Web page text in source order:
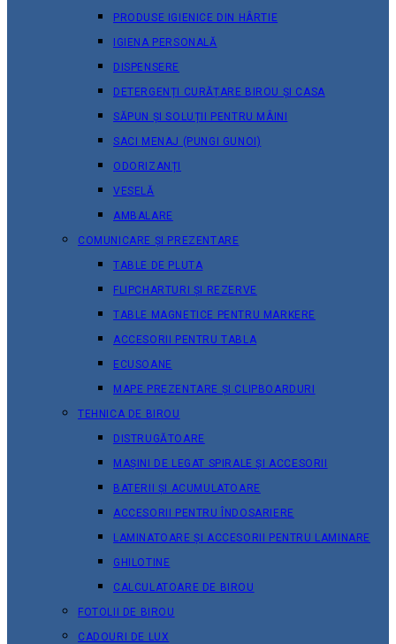
PRODUSE IGIENICE DIN HÂRTIE
IGIENA PERSONALĂ
DISPENSERE
DETERGENȚI CURĂȚARE BIROU ȘI CASA
SĂPUN ȘI SOLUȚII PENTRU MÂINI
SACI MENAJ (PUNGI GUNOI)
ODORIZANȚI
VESELĂ
AMBALARE
COMUNICARE ȘI PREZENTARE
TABLE DE PLUTA
FLIPCHARTURI ȘI REZERVE
TABLE MAGNETICE PENTRU MARKERE
ACCESORII PENTRU TABLA
ECUSOANE
MAPE PREZENTARE ȘI CLIPBOARDURI
TEHNICA DE BIROU
DISTRUGĂTOARE
MAȘINI DE LEGAT SPIRALE ȘI ACCESORII
BATERII ȘI ACUMULATOARE
ACCESORII PENTRU ÎNDOSARIERE
LAMINATOARE ȘI ACCESORII PENTRU LAMINARE
GHILOTINE
CALCULATOARE DE BIROU
FOTOLII DE BIROU
CADOURI DE LUX